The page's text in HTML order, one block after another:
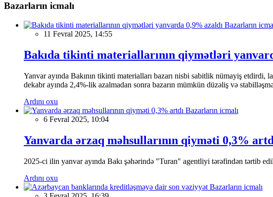
Bazarların icmalı
Bazarların
11 Fevral 2025, 14:55
Bakıda tikinti materiallarının qiymətləri
Yanvar ayında Bakının tikinti materialları bazarı nisbi sabitlik nümayiş
dekabr ayında 2,4%-lik azalmadan sonra bazarın mümkün düzəliş və
Ardını oxu
Bazarların icmalı
6 Fevral 2025, 10:04
Yanvarda ərzaq məhsullarının qiyməti 0,3%
2025-ci ilin yanvar ayında Bakı şəhərində "Turan" agentliyi tərəfindən tərtib
Ardını oxu
Bazarların icmalı